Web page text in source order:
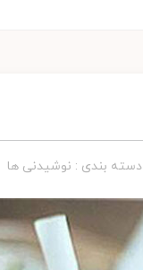
دسته بندی : نوشیدنی ها